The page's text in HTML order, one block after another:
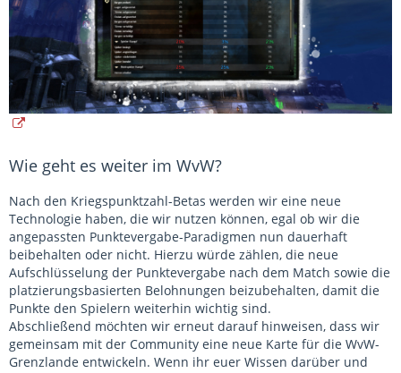
Wie geht es weiter im WvW?
Nach den Kriegspunktzahl-Betas werden wir eine neue
Technologie haben, die wir nutzen können, egal ob wir die
angepassten Punktevergabe-Paradigmen nun dauerhaft
beibehalten oder nicht. Hierzu würde zählen, die neue
Aufschlüsselung der Punktevergabe nach dem Match sowie die
platzierungsbasierten Belohnungen beizubehalten, damit die
Punkte den Spielern weiterhin wichtig sind.
Abschließend möchten wir erneut darauf hinweisen, dass wir
gemeinsam mit der Community eine neue Karte für die WvW-
Grenzlande entwickeln. Wenn ihr euer Wissen darüber und